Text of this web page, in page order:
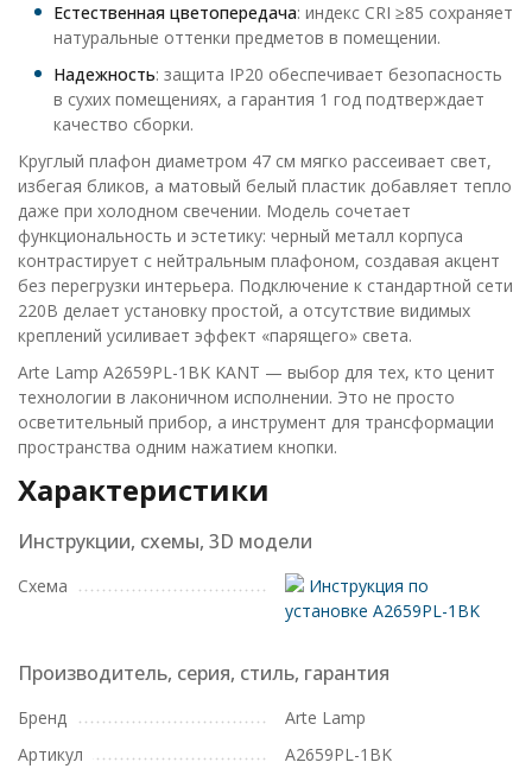
Естественная цветопередача: индекс CRI ≥85 сохраняет
натуральные оттенки предметов в помещении.
Надежность: защита IP20 обеспечивает безопасность
в сухих помещениях, а гарантия 1 год подтверждает
качество сборки.
Круглый плафон диаметром 47 см мягко рассеивает свет,
избегая бликов, а матовый белый пластик добавляет тепло
даже при холодном свечении. Модель сочетает
функциональность и эстетику: черный металл корпуса
контрастирует с нейтральным плафоном, создавая акцент
без перегрузки интерьера. Подключение к стандартной сети
220В делает установку простой, а отсутствие видимых
креплений усиливает эффект «парящего» света.
Arte Lamp A2659PL-1BK KANT — выбор для тех, кто ценит
технологии в лаконичном исполнении. Это не просто
осветительный прибор, а инструмент для трансформации
пространства одним нажатием кнопки.
Характеристики
Инструкции, схемы, 3D модели
Схема
Инструкция по
установке A2659PL-1BK
Производитель, серия, стиль, гарантия
Бренд
Arte Lamp
Артикул
A2659PL-1BK